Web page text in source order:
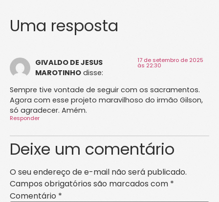
Uma resposta
GIVALDO DE JESUS
MAROTINHO disse:
17 de setembro de 2025
às 22:30
Sempre tive vontade de seguir com os sacramentos.
Agora com esse projeto maravilhoso do irmão Gilson,
só agradecer. Amém.
Responder
Deixe um comentário
O seu endereço de e-mail não será publicado.
Campos obrigatórios são marcados com *
Comentário *